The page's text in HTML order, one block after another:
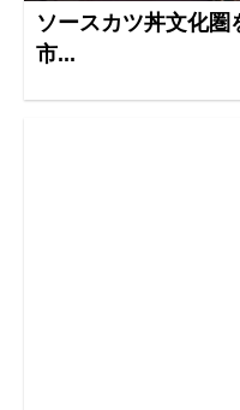
ソースカツ丼文化
市...